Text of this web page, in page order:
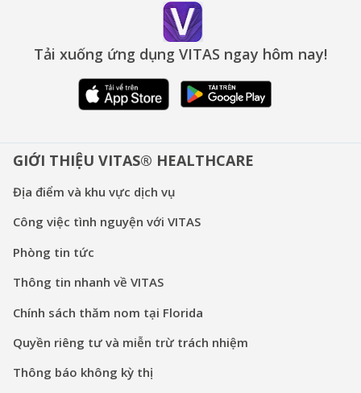
Tải xuống ứng dụng VITAS ngay hôm nay!
GIỚI THIỆU VITAS® HEALTHCARE
Địa điểm và khu vực dịch vụ
Công việc tình nguyện với VITAS
Phòng tin tức
Thông tin nhanh về VITAS
Chính sách thăm nom tại Florida
Quyền riêng tư và miễn trừ trách nhiệm
Thông báo không kỳ thị